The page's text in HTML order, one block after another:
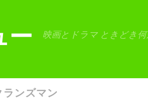
ー 映画とドラマ ときどき
ランズマン